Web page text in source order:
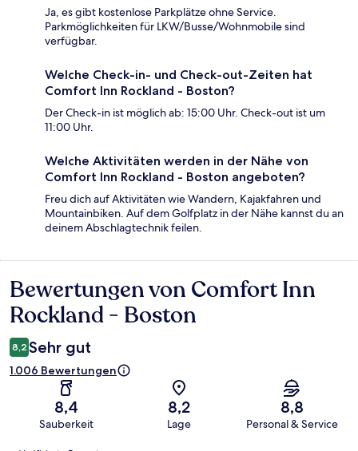
Ja, es gibt kostenlose Parkplätze ohne Service.
Parkmöglichkeiten für LKW/Busse/Wohnmobile sind
verfügbar.
Welche Check-in- und Check-out-Zeiten hat
Comfort Inn Rockland - Boston?
Der Check-in ist möglich ab: 15:00 Uhr. Check-out ist um
11:00 Uhr.
Welche Aktivitäten werden in der Nähe von
Comfort Inn Rockland - Boston angeboten?
Freu dich auf Aktivitäten wie Wandern, Kajakfahren und
Mountainbiken. Auf dem Golfplatz in der Nähe kannst du an
deinem Abschlagtechnik feilen.
Bewertungen
Bewertungen von Comfort Inn
Rockland - Boston
8,2 Sehr gut
1.006 Bewertungen
8,4
Sauberkeit
8,2
Lage
8,8
Personal & Service